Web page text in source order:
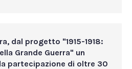
dal progetto "1915-1918:
Grande Guerra" un
partecipazione di oltre 30